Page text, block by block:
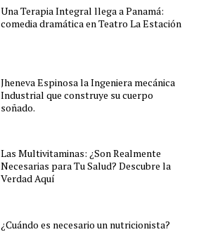
Una Terapia Integral llega a Panamá:
comedia dramática en Teatro La Estación
Jheneva Espinosa la Ingeniera mecánica
Industrial que construye su cuerpo
soñado.
Las Multivitaminas: ¿Son Realmente
Necesarias para Tu Salud? Descubre la
Verdad Aquí
¿Cuándo es necesario un nutricionista?